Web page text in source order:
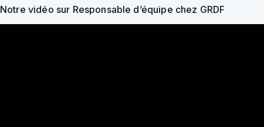
Notre vidéo sur Responsable d’équipe chez GRDF